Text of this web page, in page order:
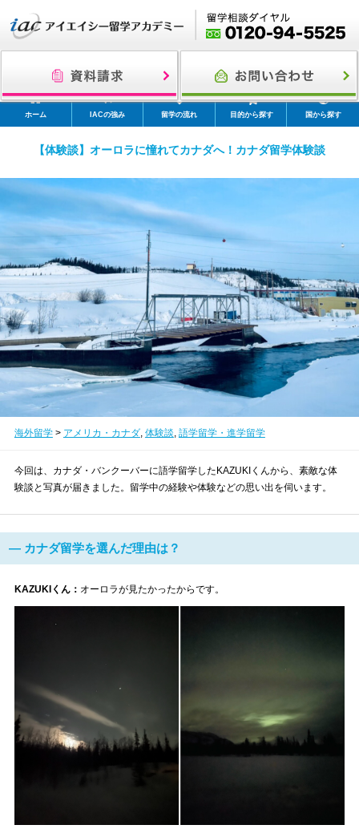
ホーム IACの強み 留学の流れ 目的から探す 国から探す
【体験談】オーロラに憧れてカナダへ！カナダ留学体験談
海外留学> アメリカ・カナダ, 体験談 語学留学・進学留学
今回は、カナダ・バンクーバーに語学留学したKAZUKIくんから、素敵な体
験談と写真が届きました。留学中の経験や体験などの思い出を伺います。
― カナダ留学を選んだ理由は？
KAZUKIくん： オーロラが見たかったからです。